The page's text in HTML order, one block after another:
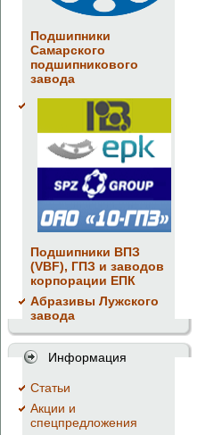
Подшипники
Самарского
подшипникового
завода
Подшипники ВПЗ
(VBF), ГПЗ и заводов
корпорации ЕПК
Абразивы Лужского
завода
Информация
Cтатьи
Акции и
спецпредложения